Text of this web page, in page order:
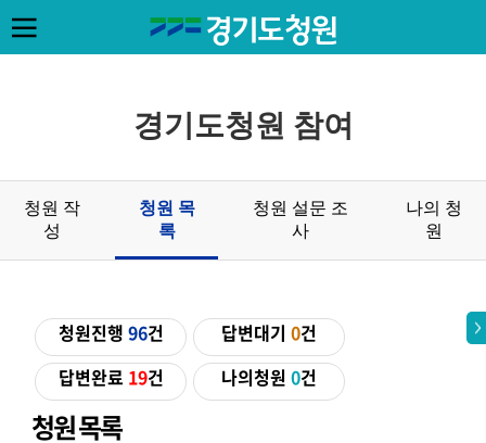
경기도청원 참여
청원 작
성
청원 목
록
청원 설문 조
사
나의 청
원
청원 목록
청원진행 96건 답변대기0건
답변완료 19건 나의청원0건